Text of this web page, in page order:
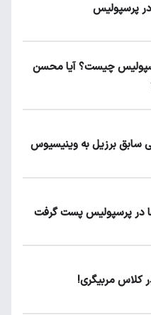
در پرسپولیس
چیست؟ آیا محسن
سابق برزیل به وینیسیوس
در پرسپولیس پست گرفت
کلاس مربیگری!